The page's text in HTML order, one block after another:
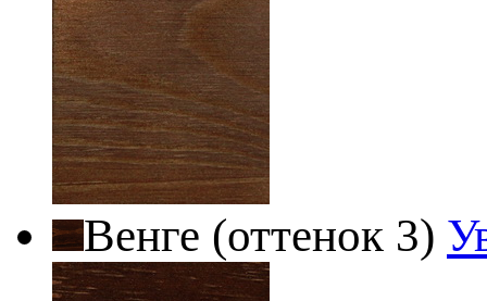
Венге (оттенок 3)